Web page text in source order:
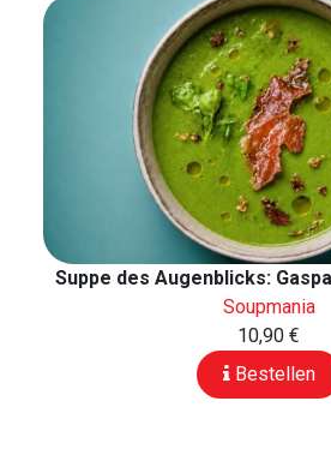
Suppe des Augenblicks:
Soupmania
10,90 €
Bestellen